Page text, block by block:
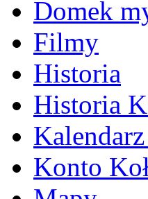
Domek
Filmy
Historia
Historia
Konto